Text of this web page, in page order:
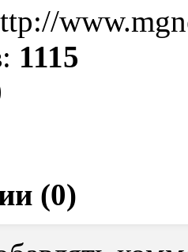
1115
(0)